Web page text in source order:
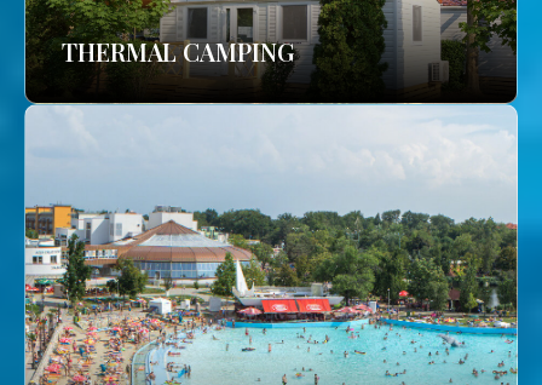
THERMAL CAMPING